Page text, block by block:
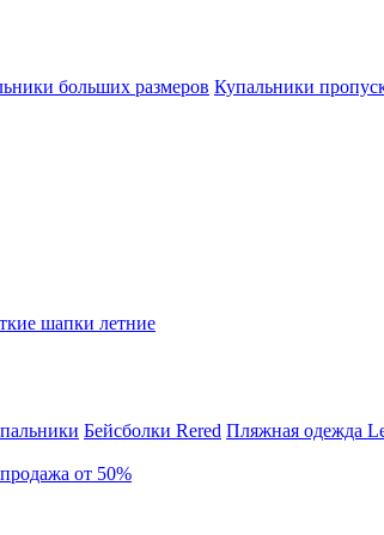
больших размеров Купальники
шапки летние
Бейсболки Rered Пляжная одежда
от 50%